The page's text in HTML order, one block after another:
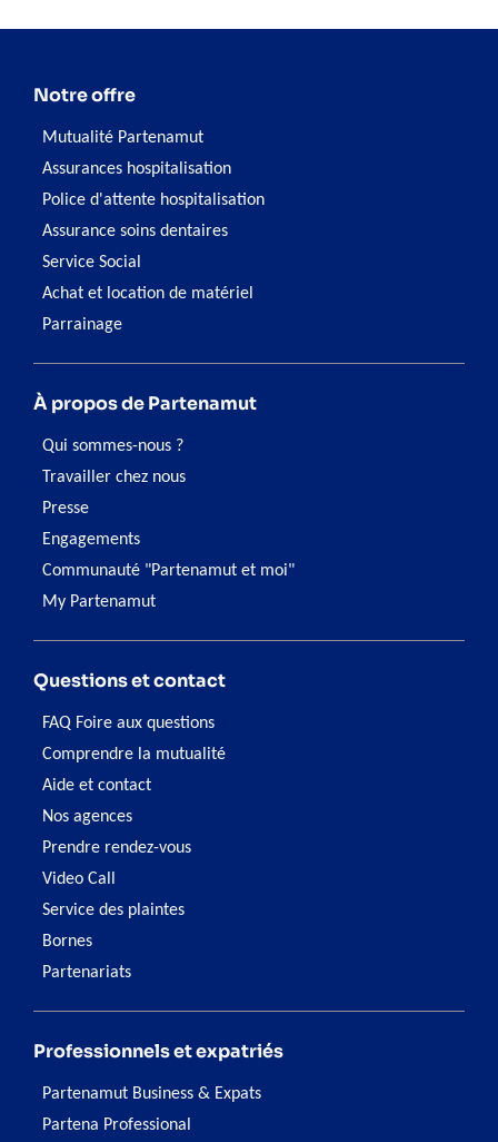
Notre offre
Mutualité Partenamut
Assurances hospitalisation
Police d'attente hospitalisation
Assurance soins dentaires
Service Social
Achat et location de matériel
Parrainage
À propos de Partenamut
Qui sommes-nous ?
Travailler chez nous
Presse
Engagements
Communauté "Partenamut et moi"
My Partenamut
Questions et contact
FAQ Foire aux questions
Comprendre la mutualité
Aide et contact
Nos agences
Prendre rendez-vous
Video Call
Service des plaintes
Bornes
Partenariats
Professionnels et expatriés
Partenamut Business & Expats
Partena Professional